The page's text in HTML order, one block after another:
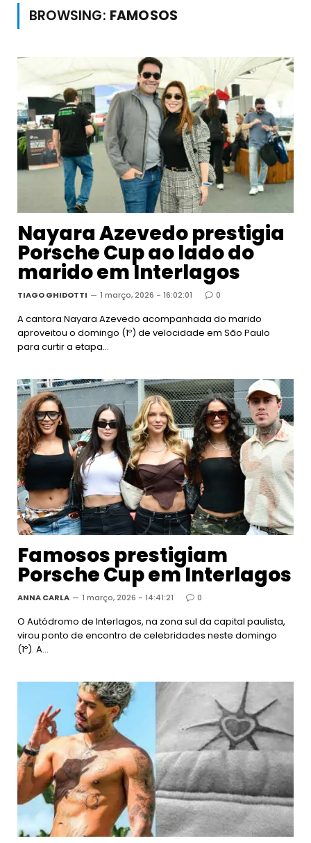
BROWSING: FAMOSOS
Nayara Azevedo prestigia
Porsche Cup ao lado do
marido em Interlagos
TIAGO GHIDOTTI 1 março, 2026 - 16:02:01 0
A cantora Nayara Azevedo acompanhada do marido
aproveitou o domingo (1º) de velocidade em São Paulo
para curtir a etapa…
Famosos prestigiam
Porsche Cup em Interlagos
ANNA CARLA 1 março, 2026 - 14:41:21 0
O Autódromo de Interlagos, na zona sul da capital paulista,
virou ponto de encontro de celebridades neste domingo
(1º). A…